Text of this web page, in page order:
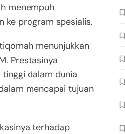
menempuh
ke program spesialis.
menunjukkan
Prestasinya
dalam dunia
mencapai tujuan
terhadap